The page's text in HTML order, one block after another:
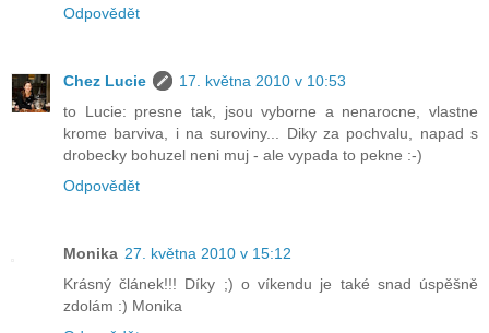
Odpovědět
Chez Lucie
17. května 2010 v 10:53
to Lucie: presne tak, jsou vyborne a nenarocne, vlastne
krome barviva, i na suroviny... Diky za pochvalu, napad s
drobecky bohuzel neni muj - ale vypada to pekne :-)
Odpovědět
Monika 27. května 2010 v 15:12
Krásný článek!!! Díky ;) o víkendu je také snad úspěšně
zdolám :) Monika